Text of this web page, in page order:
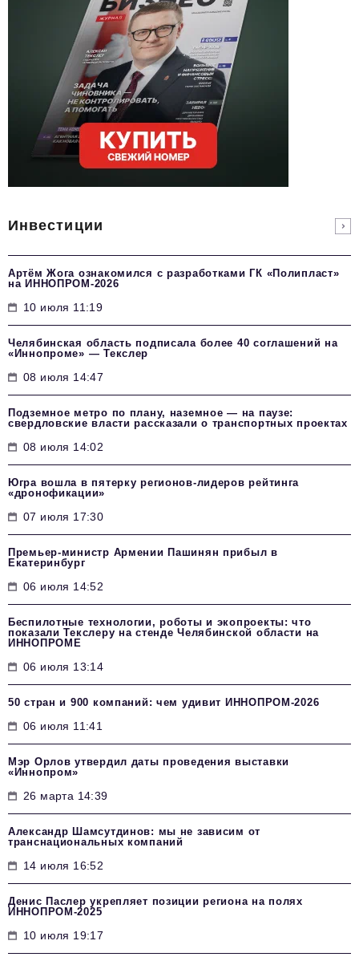
Инвестиции
Артём Жога ознакомился с разработками ГК «Полипласт»
на ИННОПРОМ-2026
10 июля 11:19
Челябинская область подписала более 40 соглашений на
«Иннопроме» — Текслер
08 июля 14:47
Подземное метро по плану, наземное — на паузе:
свердловские власти рассказали о транспортных проектах
08 июля 14:02
Югра вошла в пятерку регионов-лидеров рейтинга
«дронофикации»
07 июля 17:30
Премьер-министр Армении Пашинян прибыл в
Екатеринбург
06 июля 14:52
Беспилотные технологии, роботы и экопроекты: что
показали Текслеру на стенде Челябинской области на
ИННОПРОМЕ
06 июля 13:14
50 стран и 900 компаний: чем удивит ИННОПРОМ‑2026
06 июля 11:41
Мэр Орлов утвердил даты проведения выставки
«Иннопром»
26 марта 14:39
Александр Шамсутдинов: мы не зависим от
транснациональных компаний
14 июля 16:52
Денис Паслер укрепляет позиции региона на полях
ИННОПРОМ-2025
10 июля 19:17